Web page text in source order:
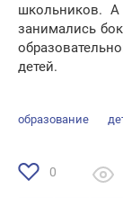
школьников.
занимались
детей.
образование
0